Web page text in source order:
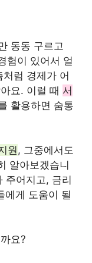
동동 구르고
험이 있어서 얼
럼 경제가 어
요. 이럴 때 서
활용하면 숨통
원, 그중에서도
알아보겠습니
주어지고, 금리
에게 도움이 될
요?